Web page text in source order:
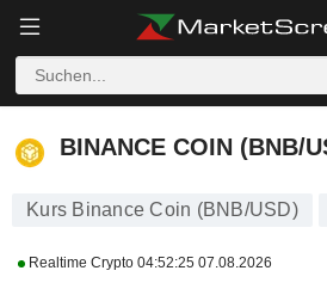
BINANCE COIN (BNB/
Kurs Binance Coin (BNB/USD)
Realtime Crypto 04:52:25 07.08.2026